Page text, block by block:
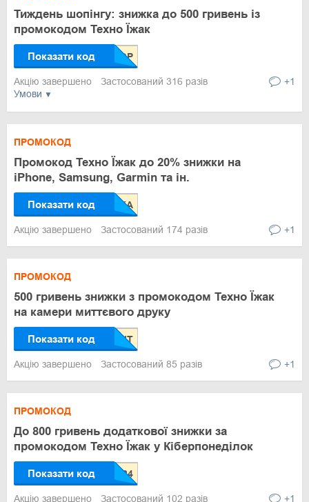
Умови
Тиждень шопінгу: знижка до 500 гривень із
промокодом Техно Їжак
Показати код
Акцію завершено Застосований 316 разів +1
ПРОМОКОД
Промокод Техно Їжак до 20% знижки на
iPhone, Samsung, Garmin та ін.
Показати код
Акцію завершено Застосований 174 разів +1
ПРОМОКОД
500 гривень знижки з промокодом Техно Їжак
на камери миттєвого друку
Показати код
Акцію завершено Застосований 85 разів +1
ПРОМОКОД
До 800 гривень додаткової знижки за
промокодом Техно Їжак у Кіберпонеділок
Показати код
Акцію завершено Застосований 102 разів +1